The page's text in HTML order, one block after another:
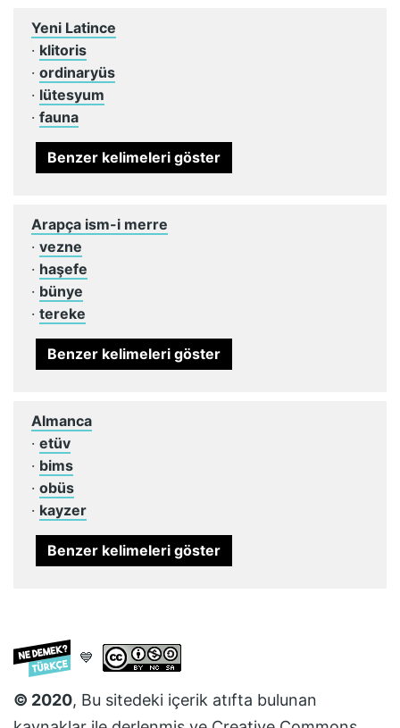
Yeni Latince
· klitoris
· ordinaryüs
· lütesyum
· fauna
Benzer kelimeleri göster
Arapça ism-i merre
· vezne
· haşefe
· bünye
· tereke
Benzer kelimeleri göster
Almanca
· etüv
· bims
· obüs
· kayzer
Benzer kelimeleri göster
💙
© 2020, Bu sitedeki içerik atıfta bulunan